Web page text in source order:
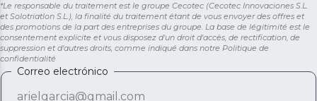
*Le responsable du traitement est le groupe Cecotec (Cecotec Innovaciones S.L.
et Solotriatlon S.L.), la finalité du traitement étant de vous envoyer des offres et
des promotions de la part des entreprises du groupe. La base de légitimité est le
consentement explicite et vous disposez d'un droit d'accès, de rectification, de
suppression et d'autres droits, comme indiqué dans notre Politique de
confidentialité
Correo electrónico